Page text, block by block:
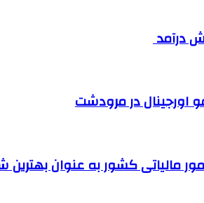
در مرودشت
کشور به عنوان بهترین